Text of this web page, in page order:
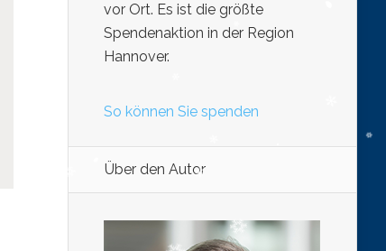
vor Ort. Es ist die größte
Spendenaktion in der Region
Hannover.
So können Sie spenden
Über den Autor